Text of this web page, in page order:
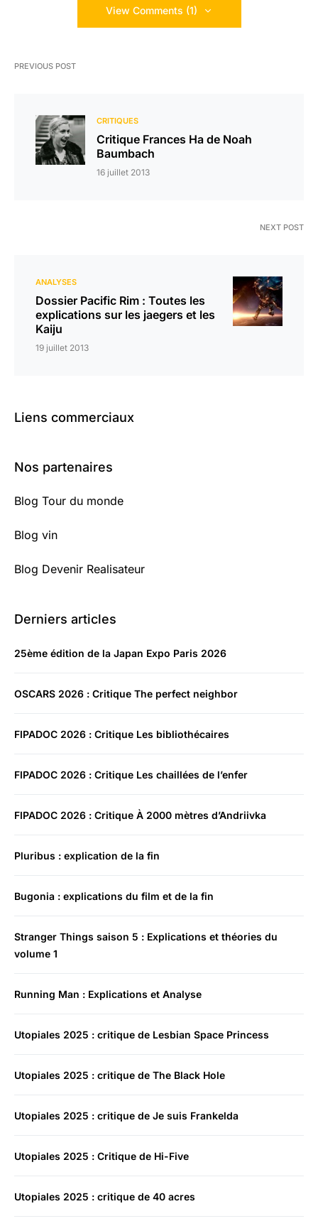
View Comments (1)
PREVIOUS POST
CRITIQUES
Critique Frances Ha de Noah
Baumbach
16 juillet 2013
NEXT POST
ANALYSES
Dossier Pacific Rim : Toutes les
explications sur les jaegers et les
Kaiju
19 juillet 2013
Liens commerciaux
Nos partenaires
Blog Tour du monde
Blog vin
Blog Devenir Realisateur
Derniers articles
25ème édition de la Japan Expo Paris 2026
OSCARS 2026 : Critique The perfect neighbor
FIPADOC 2026 : Critique Les bibliothécaires
FIPADOC 2026 : Critique Les chaillées de l’enfer
FIPADOC 2026 : Critique À 2000 mètres d’Andriivka
Pluribus : explication de la fin
Bugonia : explications du film et de la fin
Stranger Things saison 5 : Explications et théories du
volume 1
Running Man : Explications et Analyse
Utopiales 2025 : critique de Lesbian Space Princess
Utopiales 2025 : critique de The Black Hole
Utopiales 2025 : critique de Je suis Frankelda
Utopiales 2025 : Critique de Hi-Five
Utopiales 2025 : critique de 40 acres